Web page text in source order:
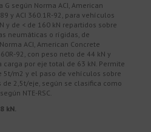
según Norma ACI, American
y ACI 360.1R-92, para vehículos
y de < de 160 kN repartidos sobre
neumáticas o rígidas, de
ACI, American Concrete
92, con peso neto de 44 kN y
carga por eje total de 63 kN. Permite
5t/m2 y el paso de vehículos sobre
2,5t/eje, según se clasifica como
NTE-RSC.
kN.